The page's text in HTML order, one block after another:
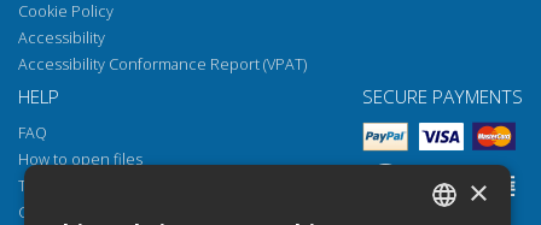
Cookie Policy
Accessibility
Accessibility Conformance Report (VPAT)
HELP
FAQ
How to open files
Torrossa Reader
Copyright obligations
SECURE PAYMENTS
×